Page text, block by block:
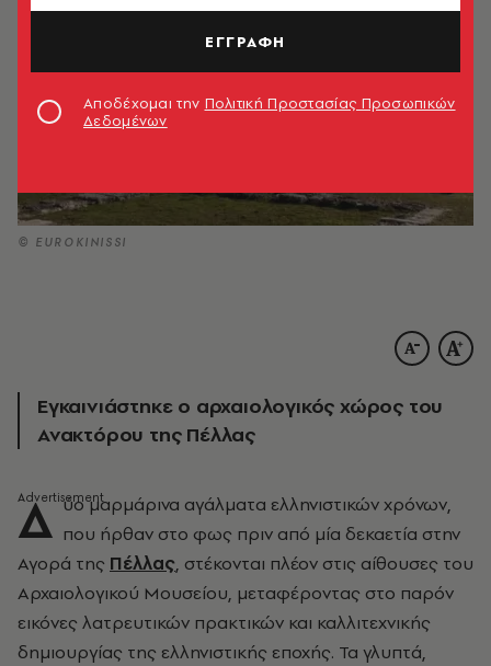
© EUROKINISSI
Eγκαινιάστηκε ο αρχαιολογικός χώρος του
Ανακτόρου της Πέλλας
Δ ύο μαρμάρινα αγάλματα ελληνιστικών χρόνων,
που ήρθαν στο φως πριν από μία δεκαετία στην
Αγορά της Πέλλας, στέκονται πλέον στις αίθουσες του
Αρχαιολογικού Μουσείου, μεταφέροντας στο παρόν
εικόνες λατρευτικών πρακτικών και καλλιτεχνικής
δημιουργίας της ελληνιστικής εποχής. Τα γλυπτά,
ΕΓΓΡΑΦΗ
Αποδέχομαι την Πολιτική Προστασίας Προσωπικών
Δεδομένων